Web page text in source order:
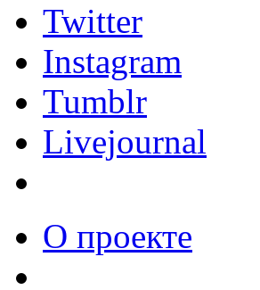
Twitter
Instagram
Tumblr
Livejournal
О проекте